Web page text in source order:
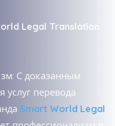
Legal Translation
С доказанным
услуг перевода
Smart World Legal